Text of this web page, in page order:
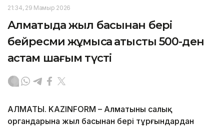
21:34, 29 Мамыр 2026
Алматыда жыл басынан бері
бейресми жұмысқа қатысты 500-ден
астам шағым түсті
АЛМАТЫ. KAZINFORM – Алматының салық
органдарына жыл басынан бері тұрғындардан